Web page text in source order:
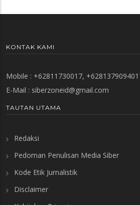
KONTAK KAMI
Mobile : +62811730017,
E-Mail : siberzoneid@gmail.com
TAUTAN UTAMA
Redaksi
Pedoman Penulisan Media Siber
Kode Etik Jurnalistik
Disclaimer